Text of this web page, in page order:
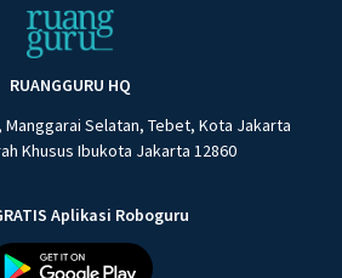
RUANGGURU HQ
Manggarai Selatan, Tebet, Kota Jakarta
Khusus Ibukota Jakarta 12860
Aplikasi Roboguru